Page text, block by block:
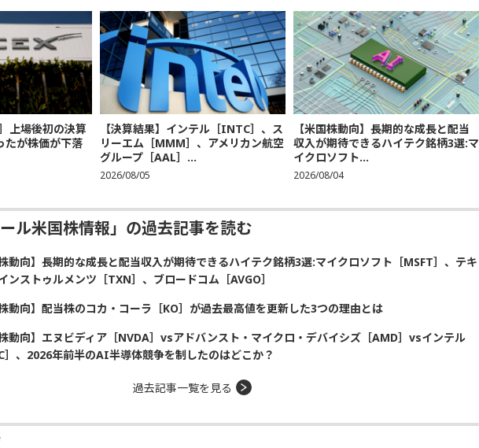
上場後初の決算
たが株価が下落
【決算結果】インテル［INTC］、ス
リーエム［MMM］、アメリカン航空
グループ［AAL］...
2026/08/05
【米国株動向】長期的な成長と配当
収入が期待できるハイテク銘柄3選:マ
イクロソフト...
2026/08/04
ール米国株情報」の過去記事を読む
株動向】長期的な成長と配当収入が期待できるハイテク銘柄3選:マイクロソフト［MSFT］、テキ
ンストゥルメンツ［TXN］、ブロードコム［AVGO］
株動向】配当株のコカ・コーラ［KO］が過去最高値を更新した3つの理由とは
株動向】エヌビディア［NVDA］vsアドバンスト・マイクロ・デバイシズ［AMD］vsインテル
］、2026年前半のAI半導体競争を制したのはどこか？
過去記事一覧を見る